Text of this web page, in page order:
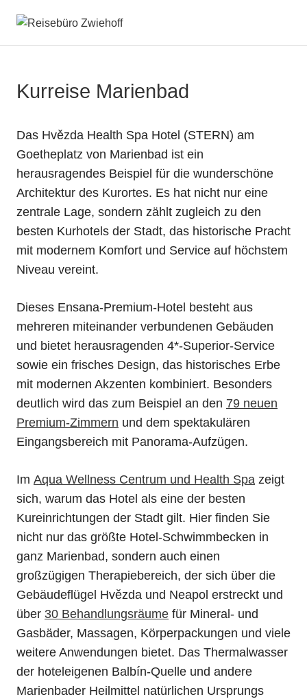
Inhalt
Kurreise Marienbad
Das Hvězda Health Spa Hotel (STERN) am
Goetheplatz von Marienbad ist ein
herausragendes Beispiel für die wunderschöne
Architektur des Kurortes. Es hat nicht nur eine
zentrale Lage, sondern zählt zugleich zu den
besten Kurhotels der Stadt, das historische Pracht
mit modernem Komfort und Service auf höchstem
Niveau vereint.
Dieses Ensana-Premium-Hotel besteht aus
mehreren miteinander verbundenen Gebäuden
und bietet herausragenden 4*-Superior-Service
sowie ein frisches Design, das historisches Erbe
mit modernen Akzenten kombiniert. Besonders
deutlich wird das zum Beispiel an den 79 neuen
Premium-Zimmern und dem spektakulären
Eingangsbereich mit Panorama-Aufzügen.
Im Aqua Wellness Centrum und Health Spa zeigt
sich, warum das Hotel als eine der besten
Kureinrichtungen der Stadt gilt. Hier finden Sie
nicht nur das größte Hotel-Schwimmbecken in
ganz Marienbad, sondern auch einen
großzügigen Therapiebereich, der sich über die
Gebäudeflügel Hvězda und Neapol erstreckt und
über 30 Behandlungsräume für Mineral- und
Gasbäder, Massagen, Körperpackungen und viele
weitere Anwendungen bietet. Das Thermalwasser
der hoteleigenen Balbín-Quelle und andere
Marienbader Heilmittel natürlichen Ursprungs